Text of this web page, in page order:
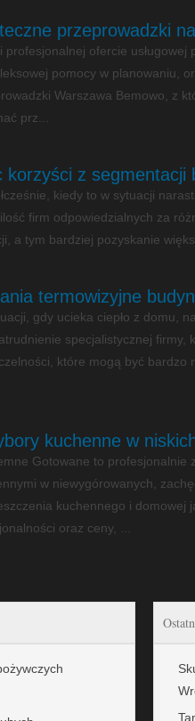
przeprowadzki
profesjonalnej ofercie
pomocy w planowaniu,
Warszawa Bemowo, z
prz...
korzyści z segmentacji
kiedy to w sytuacji
firm odpowiedzialnych za
a tym bardziej pozyskanie
termowizyjne
gdy ucieka ciepło z domu,
specjalistycznej firmy,
które mogą być bardzo
kuchenne w
Gotowane to profesjonalnie
w niewygórowanych,
kuchennego i domowej
oraz ceny, ...